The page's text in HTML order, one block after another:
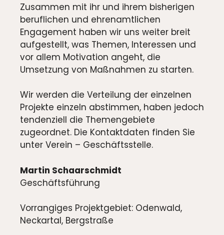
Zusammen mit ihr und ihrem bisherigen
beruflichen und ehrenamtlichen
Engagement haben wir uns weiter breit
aufgestellt, was Themen, Interessen und
vor allem Motivation angeht, die
Umsetzung von Maßnahmen zu starten.
Wir werden die Verteilung der einzelnen
Projekte einzeln abstimmen, haben jedoch
tendenziell die Themengebiete
zugeordnet. Die Kontaktdaten finden Sie
unter Verein – Geschäftsstelle.
Martin Schaarschmidt
Geschäftsführung
Vorrangiges Projektgebiet: Odenwald,
Neckartal, Bergstraße